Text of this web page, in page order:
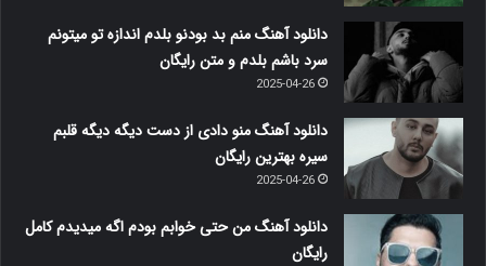
دانلود آهنگ منم بد بودنو بلدم اندازه تو میتونم
سرد باشم بلدم و متن رایگان
2025-04-26
دانلود آهنگ منو دادی از دست دیگه دیگه قلبم
سیره بهترین رایگان
2025-04-26
دانلود آهنگ من حتی خوابم بودم اگه میدیدم کامل
رایگان